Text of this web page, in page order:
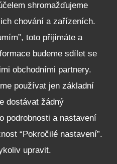
řád
údajů pro zákazníky
na jejich práva
cookies
POPTAT VŮZ
shromažďujeme
chování a zařízeních.
toto přijímáte a
budeme sdílet se
obchodními partnery.
používat jen základní
dostávat žádný
podrobnosti a nastavení
“Pokročilé nastavení”.
upravit.